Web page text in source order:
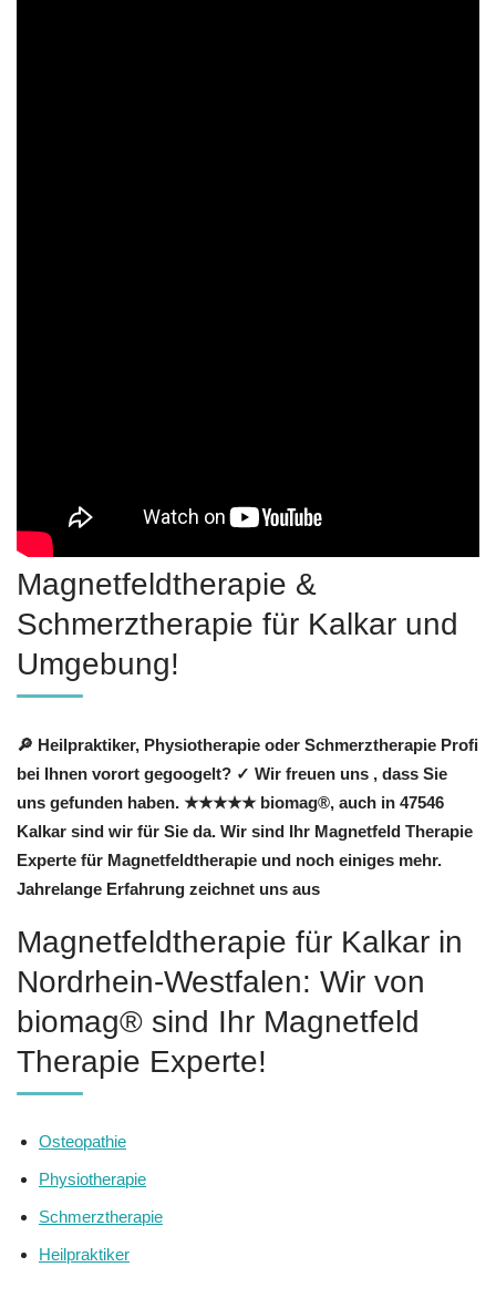
Magnetfeldtherapie &
Schmerztherapie für Kalkar und
Umgebung!
🔎 Heilpraktiker, Physiotherapie oder Schmerztherapie Profi
bei Ihnen vorort gegoogelt? ✓ Wir freuen uns , dass Sie
uns gefunden haben. ★★★★★ biomag®, auch in 47546
Kalkar sind wir für Sie da. Wir sind Ihr Magnetfeld Therapie
Experte für Magnetfeldtherapie und noch einiges mehr.
Jahrelange Erfahrung zeichnet uns aus
Magnetfeldtherapie für Kalkar in
Nordrhein-Westfalen: Wir von
biomag® sind Ihr Magnetfeld
Therapie Experte!
Osteopathie
Physiotherapie
Schmerztherapie
Heilpraktiker